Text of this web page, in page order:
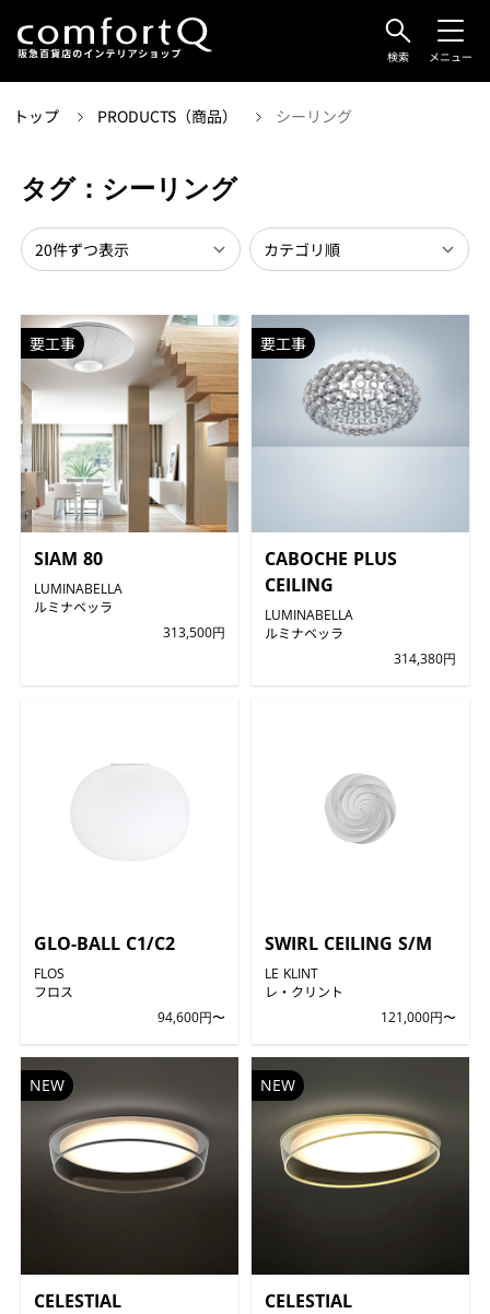
検索 メニュー
トップ PRODUCTS（商品） シーリング
タグ：シーリング
SIAM 80
LUMINABELLA
ルミナベッラ
313,500円
要工事
CABOCHE PLUS
CEILING
LUMINABELLA
ルミナベッラ
314,380円
要工事
GLO-BALL C1/C2
FLOS
フロス
94,600円〜
SWIRL CEILING S/M
LE KLINT
レ・クリント
121,000円〜
CELESTIAL
NEW
CELESTIAL
NEW